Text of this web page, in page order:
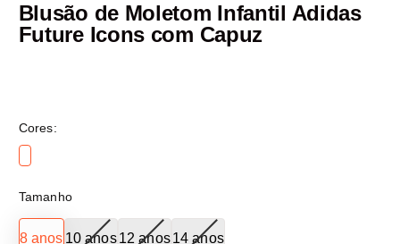
Blusão de Moletom Infantil Adidas
Future Icons com Capuz
Cores:
Tamanho
8 anos 10 anos12 anos14 anos